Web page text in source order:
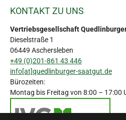
KONTAKT ZU UNS
Vertriebsgesellschaft
Dieselstraße 1
06449 Aschersleben
+49 (0)201-861 43 446
info[at]quedlinburger-saatgut.de
Bürozeiten:
Montag bis Freitag von 8:00 – 17:00